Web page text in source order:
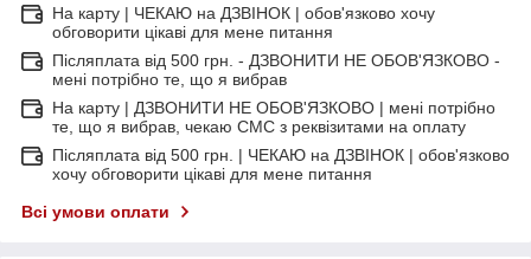
На карту | ЧЕКАЮ на ДЗВІНОК | обов'язково хочу
обговорити цікаві для мене питання
Післяплата від 500 грн. - ДЗВОНИТИ НЕ ОБОВ'ЯЗКОВО -
мені потрібно те, що я вибрав
На карту | ДЗВОНИТИ НЕ ОБОВ'ЯЗКОВО | мені потрібно
те, що я вибрав, чекаю СМС з реквізитами на оплату
Післяплата від 500 грн. | ЧЕКАЮ на ДЗВІНОК | обов'язково
хочу обговорити цікаві для мене питання
Всі умови оплати